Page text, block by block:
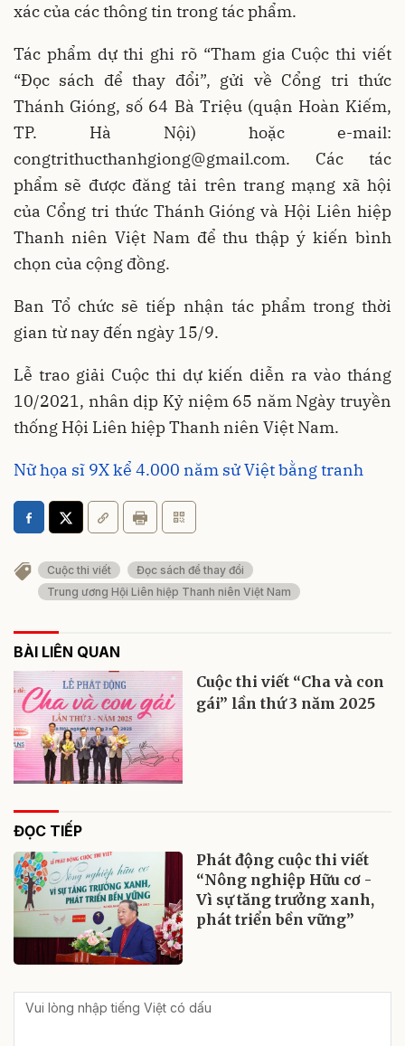
xác của các thông tin trong tác phẩm.
Tác phẩm dự thi ghi rõ “Tham gia Cuộc thi viết
“Đọc sách để thay đổi”, gửi về Cổng tri thức
Thánh Gióng, số 64 Bà Triệu (quận Hoàn Kiếm,
TP. Hà Nội) hoặc e-mail:
congtrithucthanhgiong@gmail.com. Các tác
phẩm sẽ được đăng tải trên trang mạng xã hội
của Cổng tri thức Thánh Gióng và Hội Liên hiệp
Thanh niên Việt Nam để thu thập ý kiến bình
chọn của cộng đồng.
Ban Tổ chức sẽ tiếp nhận tác phẩm trong thời
gian từ nay đến ngày 15/9.
Lễ trao giải Cuộc thi dự kiến diễn ra vào tháng
10/2021, nhân dịp Kỷ niệm 65 năm Ngày truyền
thống Hội Liên hiệp Thanh niên Việt Nam.
Nữ họa sĩ 9X kể 4.000 năm sử Việt bằng tranh
Cuộc thi viết
Đọc sách để thay đổi
Trung ương Hội Liên hiệp Thanh niên Việt Nam
BÀI LIÊN QUAN
Cuộc thi viết “Cha và con
gái” lần thứ 3 năm 2025
ĐỌC TIẾP
Phát động cuộc thi viết
“Nông nghiệp Hữu cơ -
Vì sự tăng trưởng xanh,
phát triển bền vững”